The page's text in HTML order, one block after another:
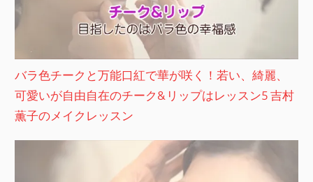
バラ色チークと万能口紅で華が咲く！若い、綺麗、
可愛いが自由自在のチーク&リップはレッスン5 吉村
薫子のメイクレッスン